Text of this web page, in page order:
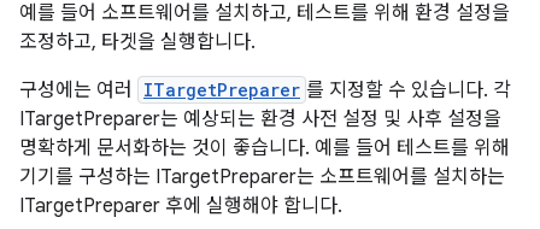
예를 들어 소프트웨어를 설치하고, 테스트를 위해 환경 설정을
조정하고, 타겟을 실행합니다.
구성에는 여러
ITargetPreparer 를 지정할 수 있습니다. 각
ITargetPreparer는 예상되는 환경 사전 설정 및 사후 설정을
명확하게 문서화하는 것이 좋습니다. 예를 들어 테스트를 위해
기기를 구성하는 ITargetPreparer는 소프트웨어를 설치하는
ITargetPreparer 후에 실행해야 합니다.